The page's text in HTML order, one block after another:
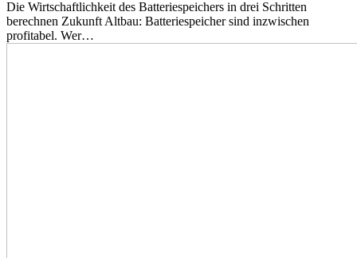
Die Wirtschaftlichkeit des Batteriespeichers in drei Schritten
berechnen Zukunft Altbau: Batteriespeicher sind inzwischen
profitabel. Wer…